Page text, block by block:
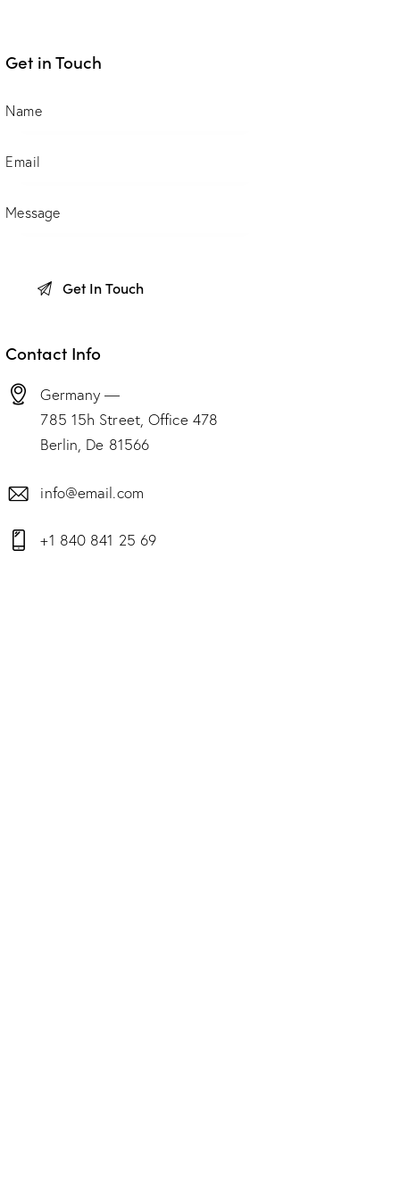
Get in Touch
Contact Info
Germany —
785 15h Street, Office 478
Berlin, De 81566
info@email.com
+1 840 841 25 69